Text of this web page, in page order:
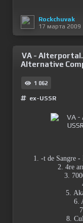
Rockchuvak
17 марта 2009
VA -
Alternative
1 062
ex-USSR
1. -t de Sangre
2. 4re
3.
5.
6.
8.